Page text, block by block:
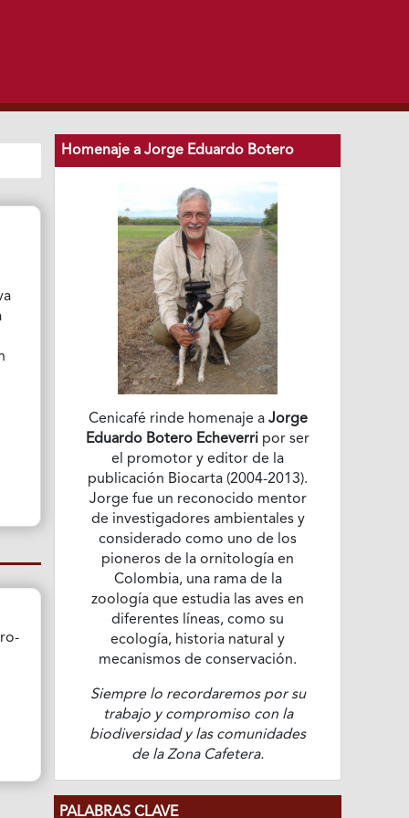
Homenaje a Jorge Eduardo Botero
Cenicafé rinde homenaje a Jorge
Eduardo Botero Echeverri por ser
el promotor y editor de la
publicación Biocarta (2004-2013).
Jorge fue un reconocido mentor
de investigadores ambientales y
considerado como uno de los
pioneros de la ornitología en
Colombia, una rama de la
zoología que estudia las aves en
diferentes líneas, como su
ecología, historia natural y
mecanismos de conservación.
Siempre lo recordaremos por su
trabajo y compromiso con la
biodiversidad y las comunidades
de la Zona Cafetera.
PALABRAS CLAVE